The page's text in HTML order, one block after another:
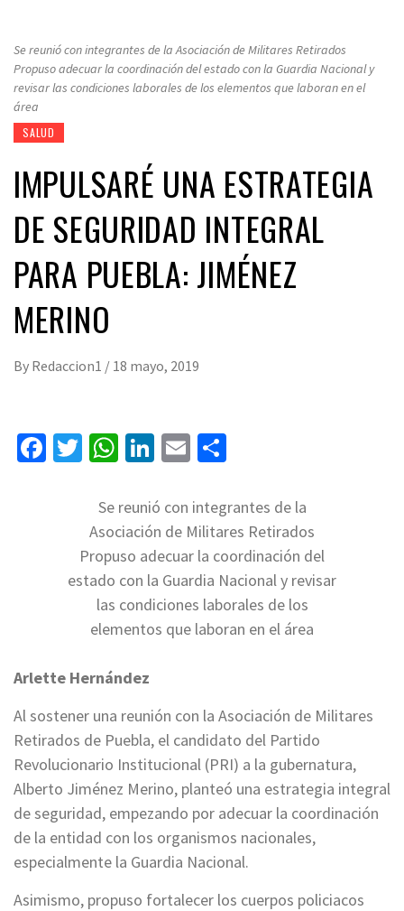
Se reunió con integrantes de la Asociación de Militares Retirados
Propuso adecuar la coordinación del estado con la Guardia Nacional y
revisar las condiciones laborales de los elementos que laboran en el
área
SALUD
IMPULSARÉ UNA ESTRATEGIA
DE SEGURIDAD INTEGRAL
PARA PUEBLA: JIMÉNEZ
MERINO
By Redaccion1 / 18 mayo, 2019
Facebook
Twitter
WhatsApp
LinkedIn
Email
Se reunió con integrantes de la
Asociación de Militares Retirados
Propuso adecuar la coordinación del
estado con la Guardia Nacional y revisar
las condiciones laborales de los
elementos que laboran en el área
Arlette Hernández
Al sostener una reunión con la Asociación de Militares
Retirados de Puebla, el candidato del Partido
Revolucionario Institucional (PRI) a la gubernatura,
Alberto Jiménez Merino, planteó una estrategia integral
de seguridad, empezando por adecuar la coordinación
de la entidad con los organismos nacionales,
especialmente la Guardia Nacional.
Asimismo, propuso fortalecer los cuerpos policiacos